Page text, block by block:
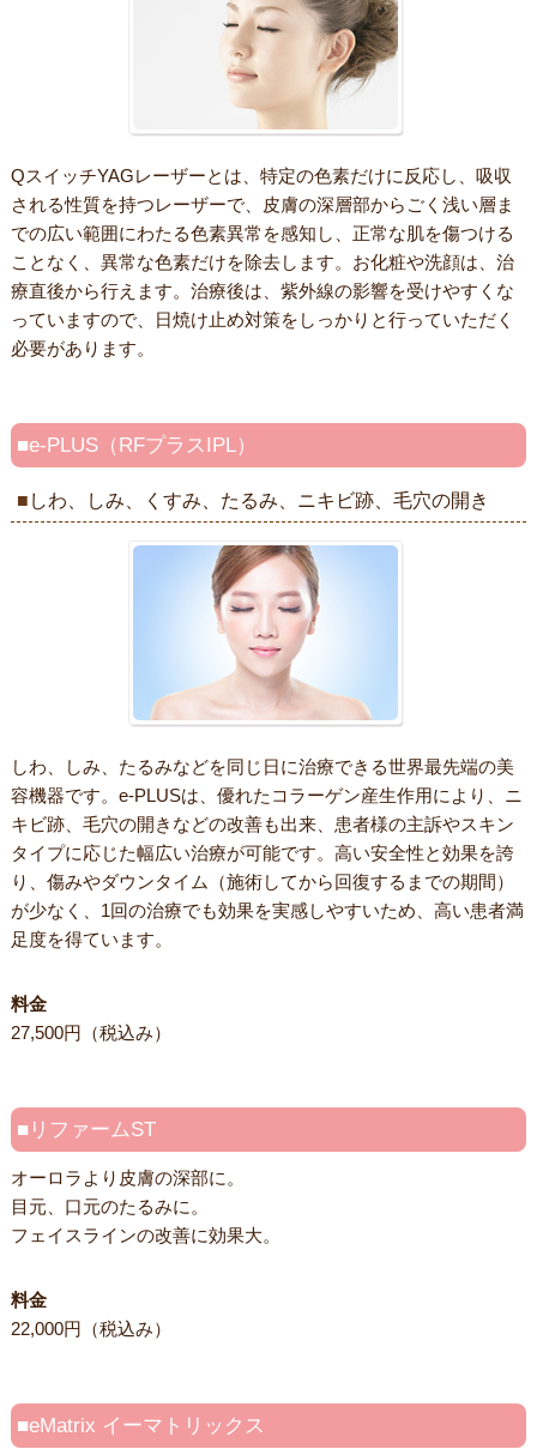
QスイッチYAGレーザーとは、特定の色素だけに反応し、吸収
される性質を持つレーザーで、皮膚の深層部からごく浅い層ま
での広い範囲にわたる色素異常を感知し、正常な肌を傷つける
ことなく、異常な色素だけを除去します。お化粧や洗顔は、治
療直後から行えます。治療後は、紫外線の影響を受けやすくな
っていますので、日焼け止め対策をしっかりと行っていただく
必要があります。
e-PLUS（RFプラスIPL）
しわ、しみ、くすみ、たるみ、ニキビ跡、毛穴の開き
しわ、しみ、たるみなどを同じ日に治療できる世界最先端の美
容機器です。e-PLUSは、優れたコラーゲン産生作用により、ニ
キビ跡、毛穴の開きなどの改善も出来、患者様の主訴やスキン
タイプに応じた幅広い治療が可能です。高い安全性と効果を誇
り、傷みやダウンタイム（施術してから回復するまでの期間）
が少なく、1回の治療でも効果を実感しやすいため、高い患者満
足度を得ています。
料金
27,500円（税込み）
リファームST
オーロラより皮膚の深部に。
目元、口元のたるみに。
フェイスラインの改善に効果大。
料金
22,000円（税込み）
eMatrix イーマトリックス